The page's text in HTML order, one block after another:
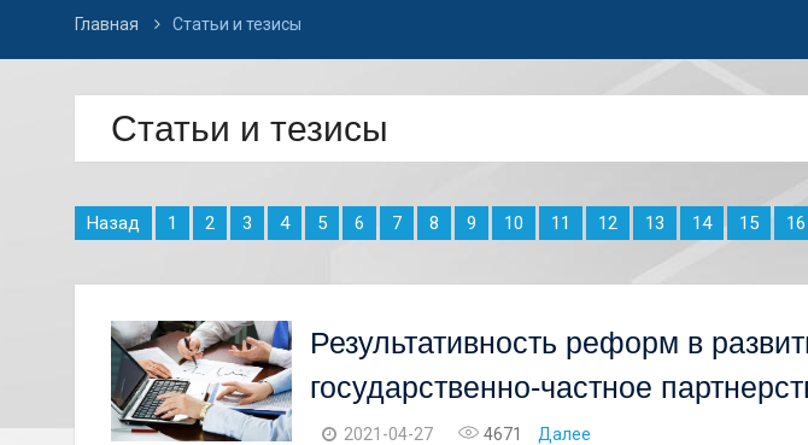
Главная Статьи и тезисы
Статьи и тезисы
Назад 1 2 3 4 5 6 7 8 9 10 11 12 13 14 15 16
Результативность реформ в
государственно-частное
2021-04-27 4671 Далее